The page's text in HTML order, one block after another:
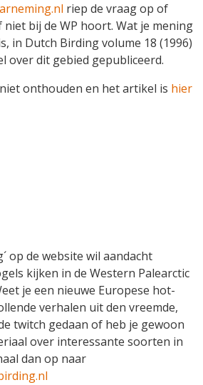
op de website wil aandacht
kijken in de Western Palearctic
je een nieuwe Europese hot-
verhalen uit den vreemde,
twitch gedaan of heb je gewoon
over interessante soorten in
dan op naar
riep de vraag op of
niet bij de WP hoort. Wat je mening
in Dutch Birding volume 18 (1996)
over dit gebied gepubliceerd.
onthouden en het artikel is hier